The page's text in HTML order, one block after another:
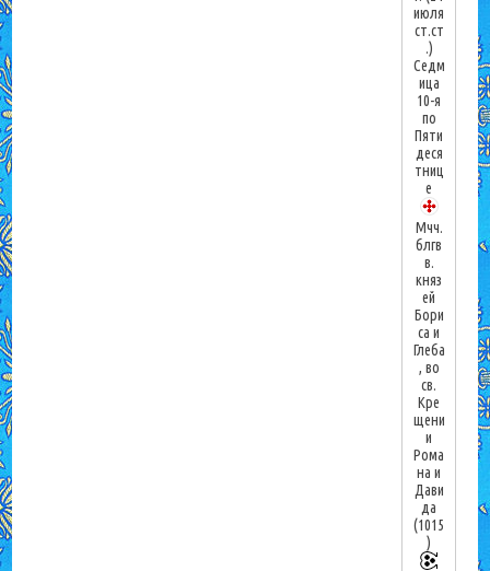
июля
ст.ст
.)
Седм
ица
10-я
по
Пяти
деся
тниц
е
Мчч.
блгв
в.
княз
ей
Бори
са и
Глеба
, во
св.
Кре
щени
и
Рома
на и
Дави
да
(1015
)